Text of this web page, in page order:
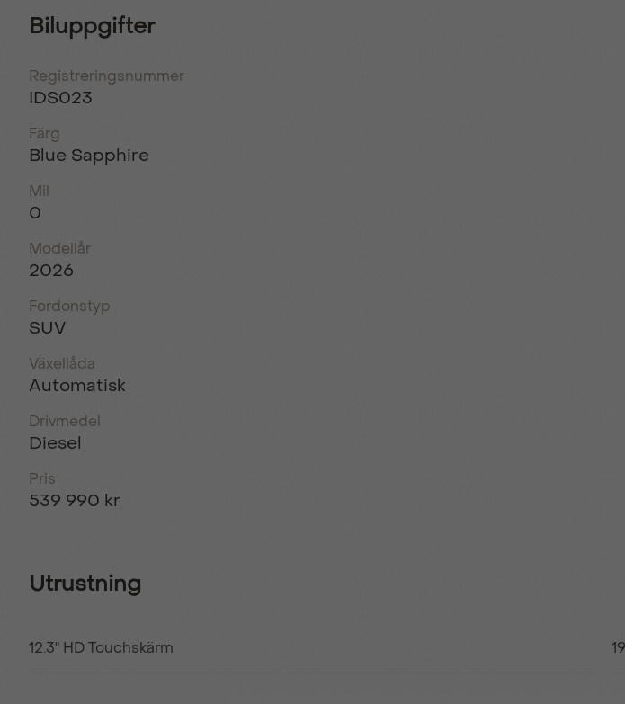
Biluppgifter
Registreringsnummer
IDS023
Färg
Blue Sapphire
Mil
0
Modellår
2026
Fordonstyp
SUV
Växellåda
Automatisk
Drivmedel
Diesel
Pris
539 990 kr
Utrustning
12.3" HD Touchskärm